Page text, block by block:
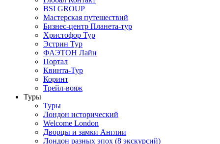
BSI GROUP
Мастерская путешествий
Бизнес-центр Планета-тур
Христофор Тур
Эстрин Тур
ФАЭТОН Лайн
Портал
Квинта-Тур
Коринт
Трейл-вояж
Туры
Туры
Лондон исторический
Welcome London
Дворцы и замки Англии
Лондон разных эпох (8 экскурсий)